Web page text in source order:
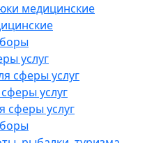
медицинские
услуг
сферы услуг
услуг
сферы услуг